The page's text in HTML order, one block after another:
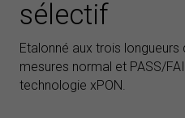
sélectif
Etalonné aux trois
mesures normal et PASS/
technologie xPON.